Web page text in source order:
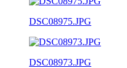
DSC08975.JPG
DSC08973.JPG